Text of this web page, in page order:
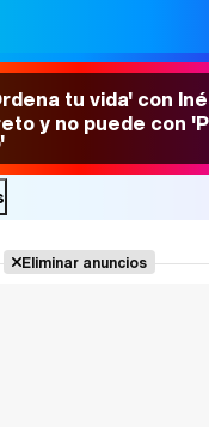
tu vida' con
y no puede con
Eliminar anuncios